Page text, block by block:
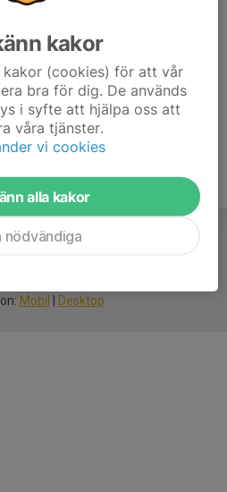
Mobil Desktop
kakor
kakor (cookies) för att vår
bra för dig. De används
i syfte att hjälpa oss att
våra tjänster.
vi cookies
alla kakor
nödvändiga